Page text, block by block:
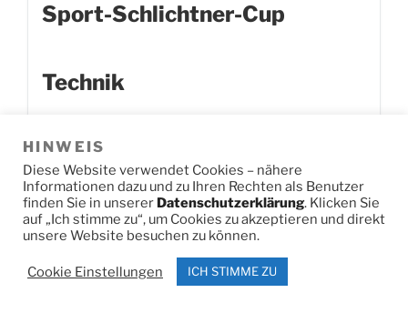
Sport-Schlichtner-Cup
Technik
Jetzt herunterladen! 0Downloads
Sparkassen-Cup 2
HINWEIS
Diese Website verwendet Cookies – nähere
Informationen dazu und zu Ihren Rechten als Benutzer
finden Sie in unsererDatenschutzerklärung. Klicken Sie
auf „Ich stimme zu“, um Cookies zu akzeptieren und direkt
unsere Website besuchen zu können.
Cookie Einstellungen ICH STIMME ZU